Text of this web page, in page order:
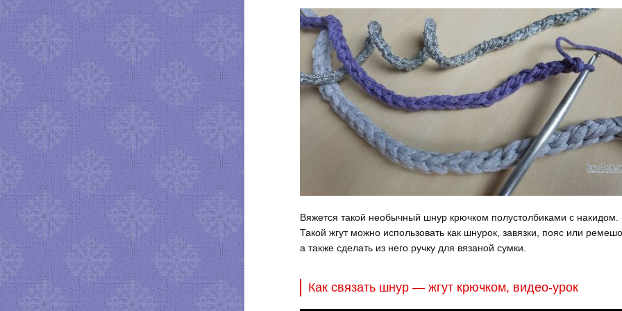
Вяжется такой необычный шнур крючком полустолбиками с накидом.
Такой жгут можно использовать как шнурок, завязки, пояс или
а также сделать из него ручку для вязаной сумки.
Как связать шнур — жгут крючком, видео-урок